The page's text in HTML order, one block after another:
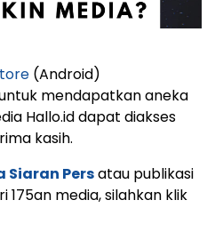
(Android)
mendapatkan aneka
Hallo.id dapat diakses
kasih.
Siaran Persatau publikasi
175an media, silahkan klik